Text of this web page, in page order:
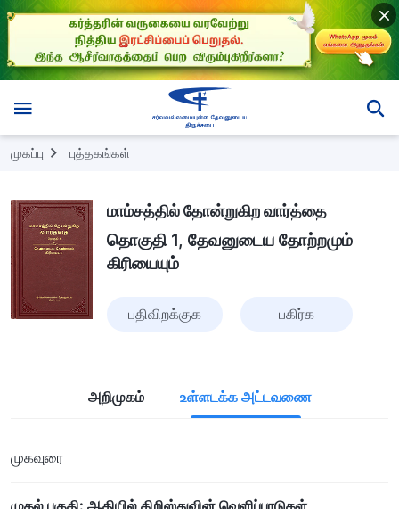
முகப்பு புத்தகங்கள்
மாம்சத்தில் தோன்றுகிற வார்த்தை
தொகுதி 1, தேவனுடைய தோற்றமும்
கிரியையும்
பதிவிறக்குக பகிர்க
அறிமுகம் உள்ளடக்க அட்டவணை
முகவுரை
முதல் பகுதி: ஆதியில் கிறிஸ்துவின் வெளிப்பாடுகள்